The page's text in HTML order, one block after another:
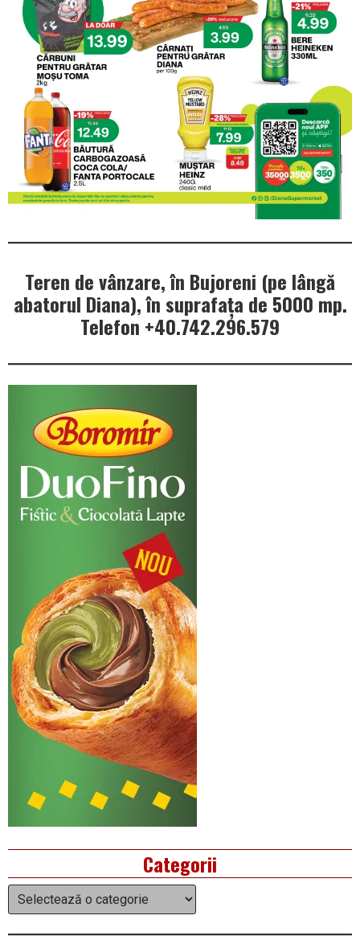
Teren de vânzare, în Bujoreni (pe lângă
abatorul Diana), în suprafața de 5000 mp.
Telefon +40.742.296.579
Categorii
Categorii